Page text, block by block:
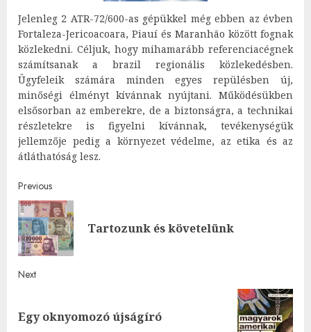
Jelenleg 2 ATR-72/600-as gépükkel még ebben az évben
Fortaleza-Jericoacoara, Piauí és Maranhão között fognak
közlekedni. Céljuk, hogy mihamarább referenciacégnek
számítsanak a brazil regionális közlekedésben.
Ügyfeleik számára minden egyes repülésben új,
minőségi élményt kívánnak nyújtani. Működésükben
elsősorban az emberekre, de a biztonságra, a technikai
részletekre is figyelni kívánnak, tevékenységük
jellemzője pedig a környezet védelme, az etika és az
átláthatóság lesz.
Post
navigation
Previous
Tartozunk és követelünk
Next
Next
post:
Egy oknyomozó újságíró